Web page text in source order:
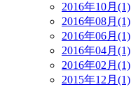
2016年10月(1)
2016年08月(1)
2016年06月(1)
2016年04月(1)
2016年02月(1)
2015年12月(1)